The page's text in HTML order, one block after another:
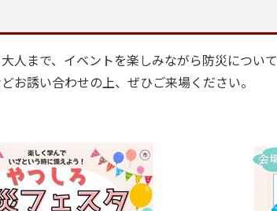
人まで、イベントを楽しみながら防災について
お誘い合わせの上、ぜひご来場ください。